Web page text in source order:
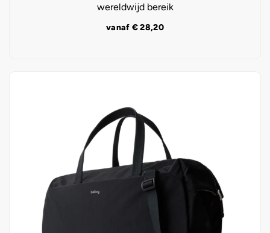
wereldwijd bereik
vanaf €28,20